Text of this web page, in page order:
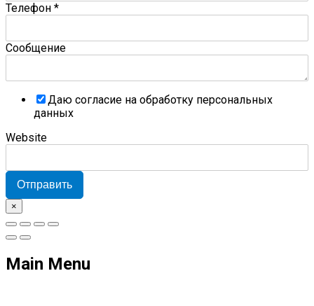
Телефон *
Сообщение
Даю согласие на обработку персональных
данных
Website
Отправить
×
Main Menu